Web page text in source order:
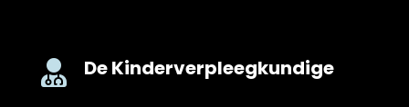
 De Kinderverpleegkundige